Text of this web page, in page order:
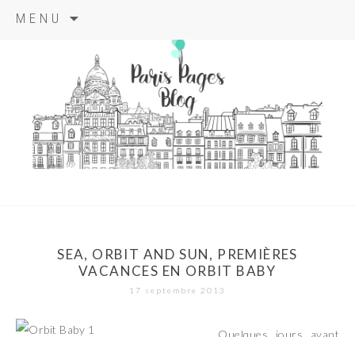
MENU
principal
paris pages
blog
SEA, ORBIT AND SUN, PREMIÈRES
VACANCES EN ORBIT BABY
17 septembre 2013
Quelques jours avant